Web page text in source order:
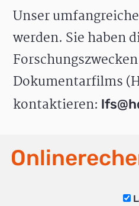
Unser
werden. Sie haben
Dokumentarfilms
kontaktieren: